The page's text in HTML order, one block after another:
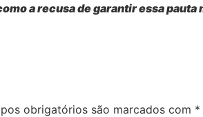
a recusa de garantir essa
obrigatórios são marcados com *